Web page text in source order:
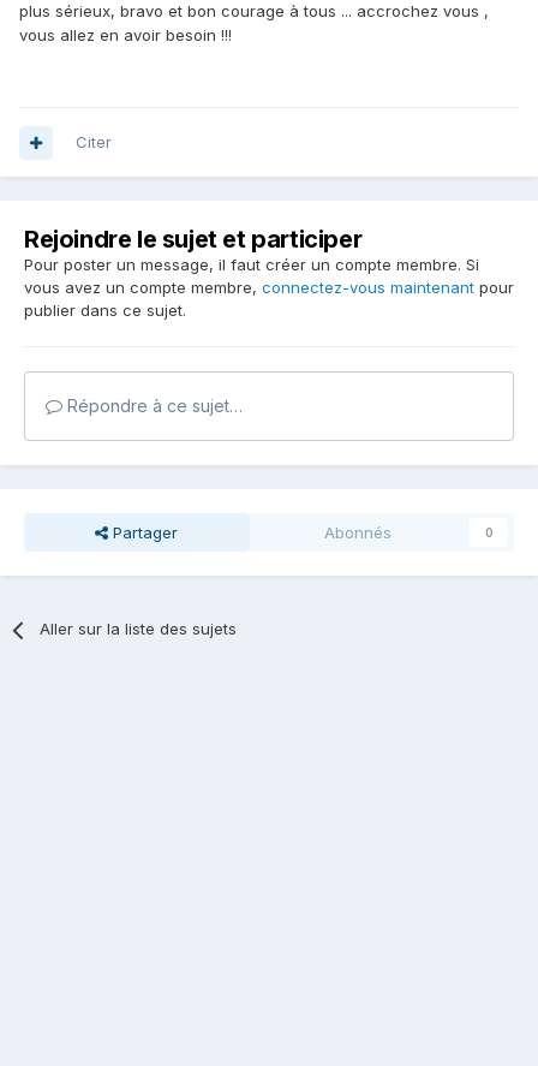
plus sérieux, bravo et bon courage à tous ... accrochez vous ,
vous allez en avoir besoin !!!
Citer
Rejoindre le sujet et participer
Pour poster un message, il faut créer un compte membre. Si
vous avez un compte membre, connectez-vous maintenant pour
publier dans ce sujet.
Répondre à ce sujet…
Partager Abonnés 0
Aller sur la liste des sujets